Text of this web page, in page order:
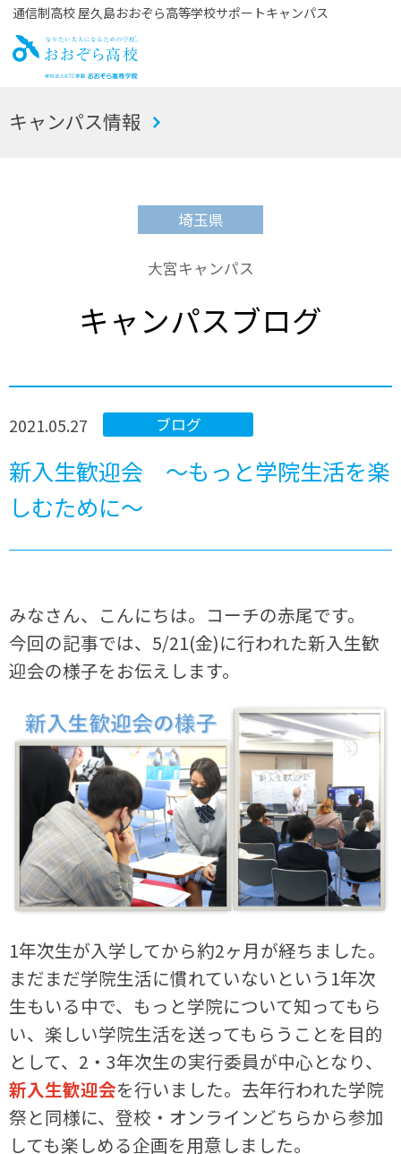
通信制高校 屋久島おおぞら高等学校サポートキャンパス
お
キャンパス情報
埼玉県
大宮キャンパス
キャンパスブログ
ブログ
2021.05.27
新入生歓迎会 ～もっと学院生活を楽
しむために～
みなさん、こんにちは。コーチの赤尾です。
今回の記事では、5/21(金)に行われた新入生歓
迎会の様子をお伝えします。
1年次生が入学してから約2ヶ月が経ちました。
まだまだ学院生活に慣れていないという1年次
生もいる中で、もっと学院について知ってもら
い、楽しい学院生活を送ってもらうことを目的
として、2・3年次生の実行委員が中心となり、
新入生歓迎会を行いました。去年行われた学院
祭と同様に、登校・オンラインどちらから参加
しても楽しめる企画を用意しました。